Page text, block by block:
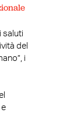
saluti
del
i